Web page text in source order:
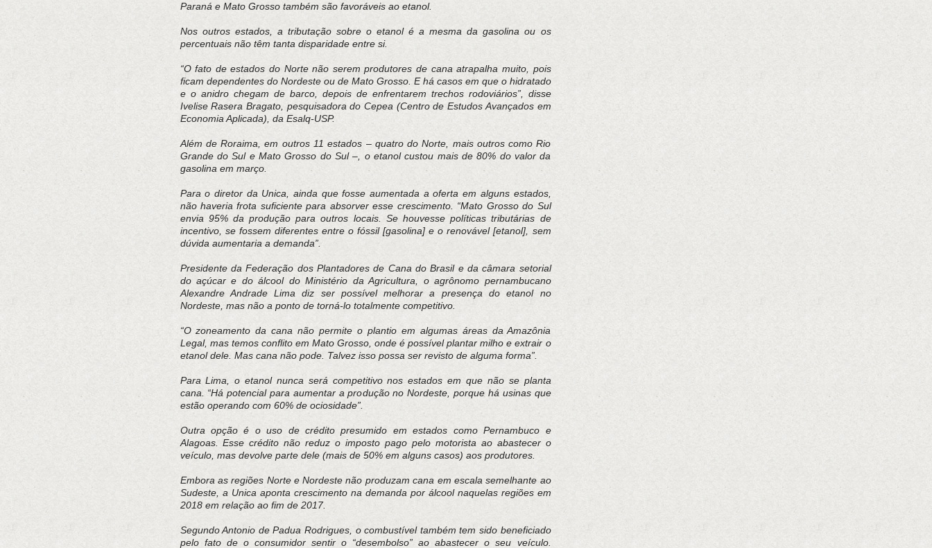
Paraná e Mato Grosso também são favoráveis ao etanol.
Nos outros estados, a tributação sobre o etanol é a mesma da gasolina ou os
percentuais não têm tanta disparidade entre si.
“O fato de estados do Norte não serem produtores de cana atrapalha muito, pois
ficam dependentes do Nordeste ou de Mato Grosso. E há casos em que o hidratado
e o anidro chegam de barco, depois de enfrentarem trechos rodoviários”, disse
Ivelise Rasera Bragato, pesquisadora do Cepea (Centro de Estudos Avançados em
Economia Aplicada), da Esalq-USP.
Além de Roraima, em outros 11 estados – quatro do Norte, mais outros como Rio
Grande do Sul e Mato Grosso do Sul –, o etanol custou mais de 80% do valor da
gasolina em março.
Para o diretor da Unica, ainda que fosse aumentada a oferta em alguns estados,
não haveria frota suficiente para absorver esse crescimento. “Mato Grosso do Sul
envia 95% da produção para outros locais. Se houvesse políticas tributárias de
incentivo, se fossem diferentes entre o fóssil [gasolina] e o renovável [etanol], sem
dúvida aumentaria a demanda”.
Presidente da Federação dos Plantadores de Cana do Brasil e da câmara setorial
do açúcar e do álcool do Ministério da Agricultura, o agrônomo pernambucano
Alexandre Andrade Lima diz ser possível melhorar a presença do etanol no
Nordeste, mas não a ponto de torná-lo totalmente competitivo.
“O zoneamento da cana não permite o plantio em algumas áreas da Amazônia
Legal, mas temos conflito em Mato Grosso, onde é possível plantar milho e extrair o
etanol dele. Mas cana não pode. Talvez isso possa ser revisto de alguma forma”.
Para Lima, o etanol nunca será competitivo nos estados em que não se planta
cana. “Há potencial para aumentar a produção no Nordeste, porque há usinas que
estão operando com 60% de ociosidade”.
Outra opção é o uso de crédito presumido em estados como Pernambuco e
Alagoas. Esse crédito não reduz o imposto pago pelo motorista ao abastecer o
veículo, mas devolve parte dele (mais de 50% em alguns casos) aos produtores.
Embora as regiões Norte e Nordeste não produzam cana em escala semelhante ao
Sudeste, a Unica aponta crescimento na demanda por álcool naquelas regiões em
2018 em relação ao fim de 2017.
Segundo Antonio de Padua Rodrigues, o combustível também tem sido beneficiado
pelo fato de o consumidor sentir o “desembolso” ao abastecer o seu veículo.